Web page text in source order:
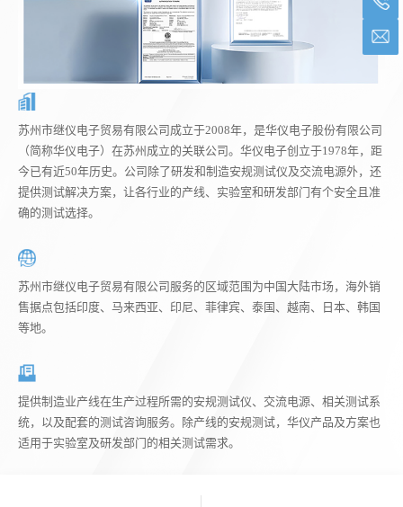
苏州市继仪电子贸易有限公司成立于2008年，是华仪电子股份有限公司
（简称华仪电子）在苏州成立的关联公司。华仪电子创立于1978年，距
今已有近50年历史。公司除了研发和制造安规测试仪及交流电源外，还
提供测试解决方案，让各行业的产线、实验室和研发部门有个安全且准
确的测试选择。
苏州市继仪电子贸易有限公司服务的区域范围为中国大陆市场，海外销
售据点包括印度、马来西亚、印尼、菲律宾、泰国、越南、日本、韩国
等地。
提供制造业产线在生产过程所需的安规测试仪、交流电源、相关测试系
统，以及配套的测试咨询服务。除产线的安规测试，华仪产品及方案也
适用于实验室及研发部门的相关测试需求。